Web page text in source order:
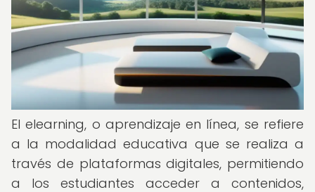
El elearning, o aprendizaje en línea, se refiere
a la modalidad educativa que se realiza a
través de plataformas digitales, permitiendo
a los estudiantes acceder a contenidos,